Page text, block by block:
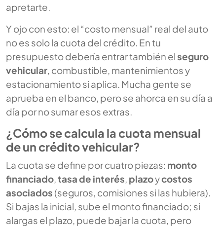
apretarte.
Y ojo con esto: el “costo mensual” real del auto
no es solo la cuota del crédito. En tu
presupuesto debería entrar también elseguro
vehicular , combustible, mantenimientos y
estacionamiento si aplica. Mucha gente se
aprueba en el banco, pero se ahorca en su día a
día por no sumar esos extras.
¿Cómo se calcula la cuota mensual
de un crédito vehicular?
La cuota se define por cuatro piezas: monto
financiado tasa de interés plazoycostos
asociados (seguros, comisiones si las hubiera).
Si bajas la inicial, sube el monto financiado; si
alargas el plazo, puede bajar la cuota, pero